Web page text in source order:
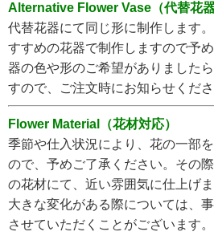
Alternative Flower Vase（代替花器
代替花器にて同じ形に制作します
すすめの花器で制作しますので予
器の色や形のご希望がありました
すので、ご注文時にお知らせくださ
Flower Material（花材対応）
季節や仕入状況により、花の一部
ので、予めご了承ください。その
の花材にて、近い雰囲気に仕上げ
大きな変化がある際については、
させていただくことがございます。